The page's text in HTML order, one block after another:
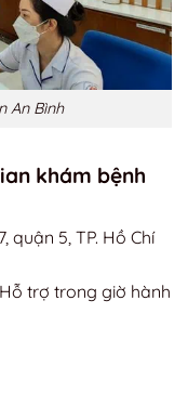
An Bình
khám bệnh
quận 5, TP. Hồ Chí
trợ trong giờ hành